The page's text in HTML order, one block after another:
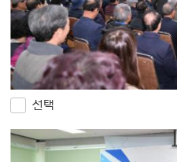
선택